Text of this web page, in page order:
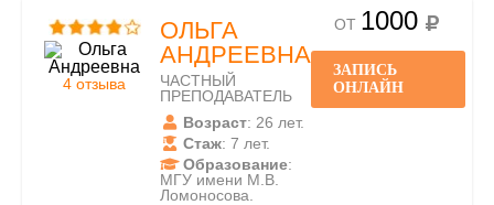
4 отзыва
ОЛЬГА
АНДРЕЕВНА
ЧАСТНЫЙ
ПРЕПОДАВАТЕЛЬ
Возраст: 26 лет.
Стаж: 7 лет.
Образование:
МГУ имени М.В.
Ломоносова.
ОТ 1000
ЗАПИСЬ
ОНЛАЙН